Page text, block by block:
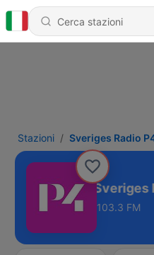
Stazioni Sveriges Radio
Sveriges
103.3 FM